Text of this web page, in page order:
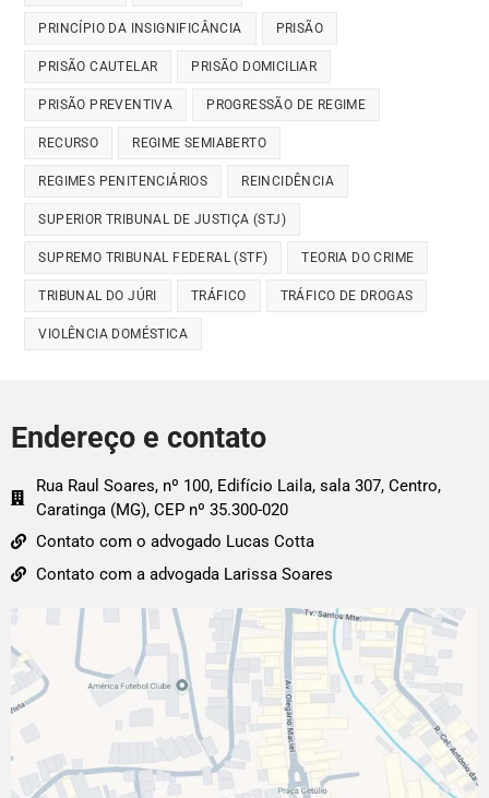
PRINCÍPIO DA INSIGNIFICÂNCIA PRISÃO
PRISÃO CAUTELAR PRISÃO DOMICILIAR
PRISÃO PREVENTIVA PROGRESSÃO DE REGIME
RECURSO REGIME SEMIABERTO
REGIMES PENITENCIÁRIOS REINCIDÊNCIA
SUPERIOR TRIBUNAL DE JUSTIÇA (STJ)
SUPREMO TRIBUNAL FEDERAL (STF) TEORIA DO CRIME
TRIBUNAL DO JÚRI TRÁFICO TRÁFICO DE DROGAS
VIOLÊNCIA DOMÉSTICA
Endereço e contato
Rua Raul Soares, nº 100, Edifício Laila, sala 307, Centro,
Caratinga (MG), CEP nº 35.300-020
Contato com o advogado Lucas Cotta
Contato com a advogada Larissa Soares